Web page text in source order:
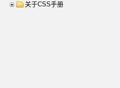
关于CSS手册